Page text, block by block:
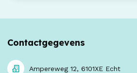
Contactgegevens
Ampereweg 12, 6101XE Echt